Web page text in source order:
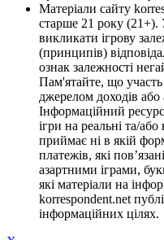
Матеріали сайту
старше 21 року (21+).
викликати ігрову
(принципів)
ознак залежності
Пам'ятайте, що
джерелом доходів або
Інформаційний
ігри на реальні та/
приймає ні в якій
платежів, які
азартними іграми,
які матеріали на
korrespondent.net
інформаційних цілях.